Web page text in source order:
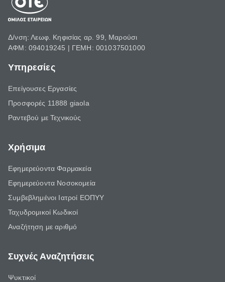
Δ/νση: Λεωφ. Κηφισίας αρ. 99, Μαρούσι
ΑΦΜ: 094019245 | ΓΕΜΗ: 001037501000
Υπηρεσίες
Επείγουσες Εργασίες
Προσφορές 11888 giaola
Ραντεβού με Τεχνικούς
Χρήσιμα
Εφημερεύοντα Φαρμακεία
Εφημερεύοντα Νοσοκομεία
Συμβεβλημένοι Ιατροί ΕΟΠΥΥ
Ταχυδρομικοί Κωδικοί
Αναζήτηση με αριθμό
Συχνές Αναζητήσεις
Ψυκτικοί